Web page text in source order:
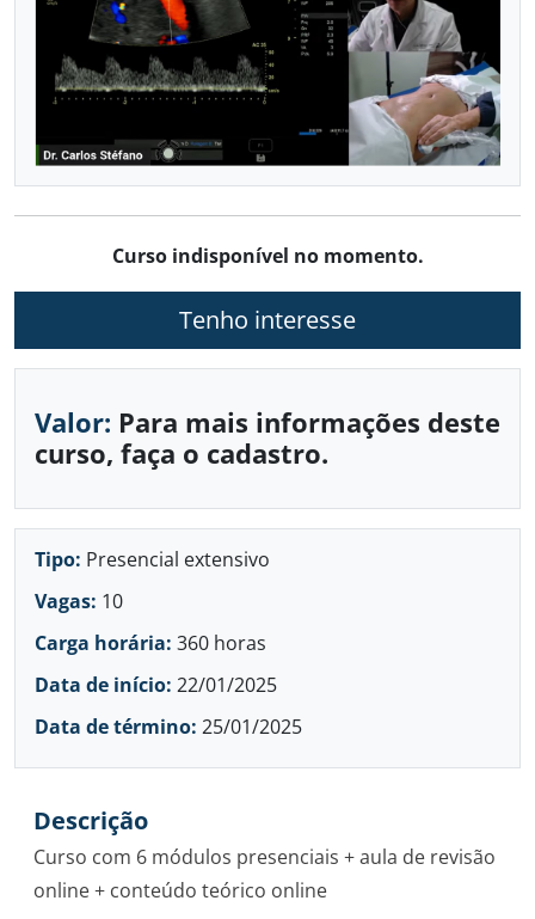
CALENDÁRIO DE CURSOS
Já sou aluno
Curso indisponível no momento.
Tenho interesse
Valor: Para mais informações deste
curso, faça o cadastro.
Tipo: Presencial extensivo
Vagas: 10
Carga horária: 360 horas
Data de início: 22/01/2025
Data de término: 25/01/2025
Descrição
Curso com 6 módulos presenciais + aula de revisão
online + conteúdo teórico online